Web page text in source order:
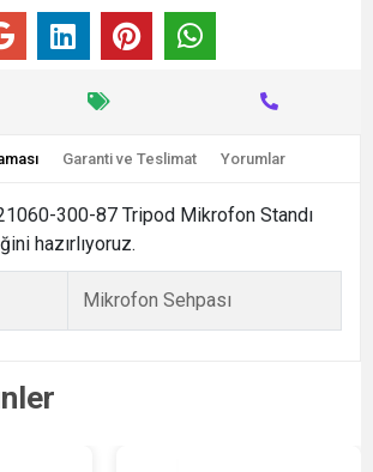
Garanti ve Teslimat Yorumlar
300-87 Tripod Mikrofon Standı
hazırlıyoruz.
Mikrofon Sehpası